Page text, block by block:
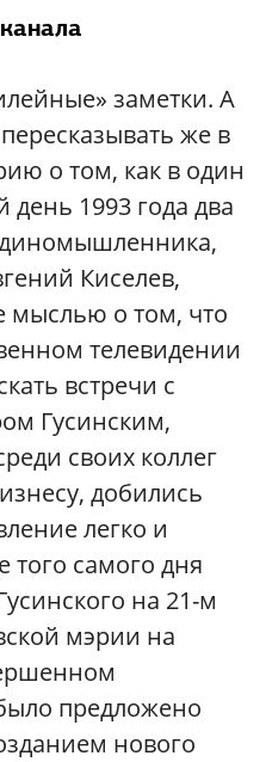
заметки. А
же в
о том, как в один
1993 года два
Киселев,
мыслью о том, что
телевидении
встречи с
Гусинским,
своих коллег
добились
легко и
того самого дня
на 21-м
мэрии на
предложено
нового